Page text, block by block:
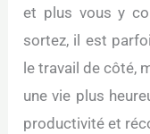
et plus vous y
sortez, il est
le travail de côté,
une vie plus
productivité et